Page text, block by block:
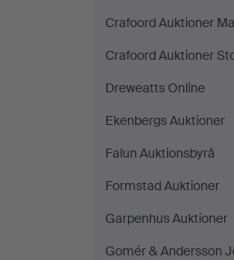
Crafoord Auktioner
Crafoord Auktioner
Dreweatts Online
Ekenbergs Auktioner
Falun Auktionsbyrå
Formstad Auktioner
Garpenhus Auktioner
Gomér & Andersson